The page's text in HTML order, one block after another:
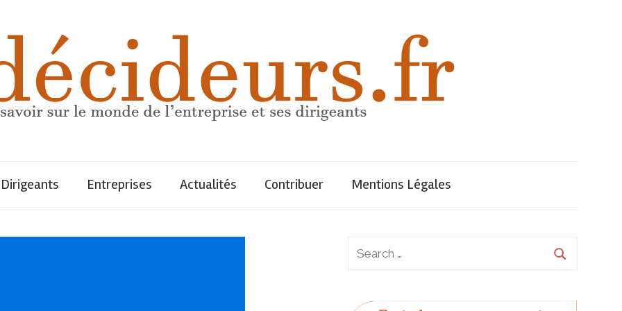
Dirigeants Entreprises Actualités Contribuer Mentions Légales